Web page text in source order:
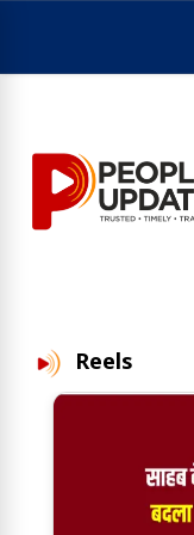
Reels